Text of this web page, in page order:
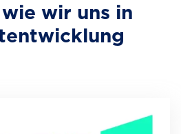
wir uns in